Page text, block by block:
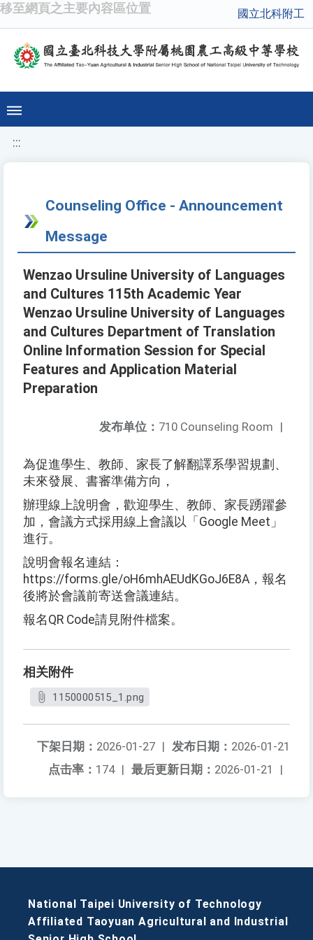
移至網頁之主要內容區位置 國立北科附工
:::
Counseling Office - Announcement
Message
Wenzao Ursuline University of Languages
and Cultures 115th Academic Year
Wenzao Ursuline University of Languages
and Cultures Department of Translation
Online Information Session for Special
Features and Application Material
Preparation
发布单位： 710 Counseling Room |
為促進學生、教師、家長了解翻譯系學習規劃、
未來發展、書審準備方向，
辦理線上說明會，歡迎學生、教師、家長踴躍參
加，會議方式採用線上會議以「Google Meet」
進行。
說明會報名連結：
https://forms.gle/oH6mhAEUdKGoJ6E8A，報名
後將於會議前寄送會議連結。
報名QR Code請見附件檔案。
相关附件
1150000515_1.png
发布日期： 2026-01-21
下架日期： 2026-01-27 |
最后更新日期： 2026-01-21 |
点击率： 174 |
National Taipei University of Technology
Affiliated Taoyuan Agricultural and Industrial